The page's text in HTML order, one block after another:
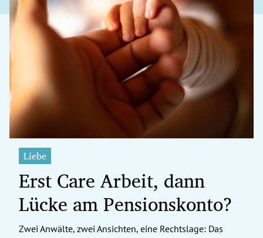
Liebe
Erst Care Arbeit, dann
Lücke am Pensionskonto?
Zwei Anwälte, zwei Ansichten, eine Rechtslage: Das